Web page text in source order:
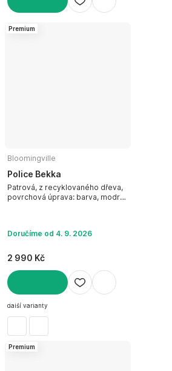
Premium
Bloomingville
Police Bekka
Patrová, z recyklovaného dřeva,
povrchová úprava: barva, modrá,
Doručíme od 4. 9. 2026
2 990 Kč
DO KOŠÍKU
další varianty
Premium